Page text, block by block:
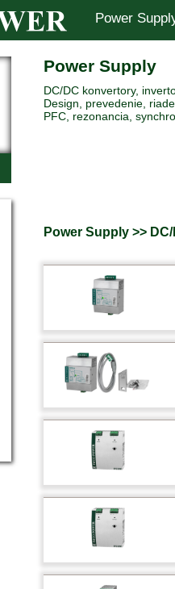
Power
Power Supply
DC/DC konvertory,
Design, prevedenie,
PFC, rezonancia,
Power Supply >>